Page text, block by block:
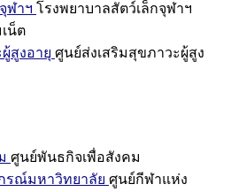
ฬาฯ โรงพยาบาลสัตว์เล็กจุฬาฯ
น็ต
สูงอายุ ศูนย์ส่งเสริมสุขภาวะผู้สูง
ศูนย์พันธกิจเพื่อสังคม
รณ์มหาวิทยาลัย ศูนย์กีฬาแห่ง